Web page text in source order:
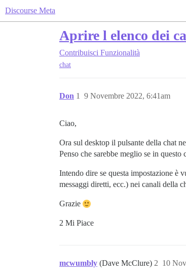
Discourse Meta
Aprire l elenco dei
Contribuisci Funzionalità
chat
Don 9 Novembre 2022, 6:41am
1
Ciao,
Ora sul desktop il pulsante della chat
Penso che sarebbe meglio se in
Intendo dire se questa impostazione è
messaggi diretti, ecc.) nei canali della
Grazie
2 Mi Piace
mcwumbly (Dave McClure) 10
2